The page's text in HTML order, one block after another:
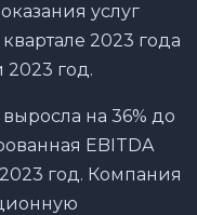
услуг
2023 года
2023 год.
на 36% до
EBITDA
год. Компания